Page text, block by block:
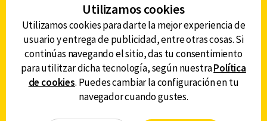
AVISO DE PRIVACIDAD
AVISO LEGAL
DEFENSORÍA DE LAS AUDIENCIAS
DESCARGA LA APP DE CANAL 6
Utilizamos cookies
Utilizamos cookies para darte la mejor experiencia de
usuario y entrega de publicidad, entre otras cosas. Si
continúas navegando el sitio, das tu consentimiento
para utilitzar dicha tecnología, según nuestraPolítica
de cookies. Puedes cambiar la configuración en tu
navegador cuando gustes.